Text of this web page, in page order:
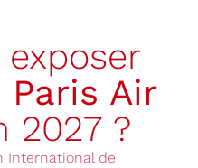
Paris Air
2027 ?
International de